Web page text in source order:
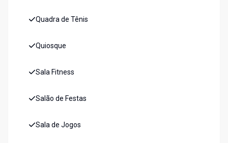
Quadra de Tênis
Quiosque
Sala Fitness
Salão de Festas
Sala de Jogos